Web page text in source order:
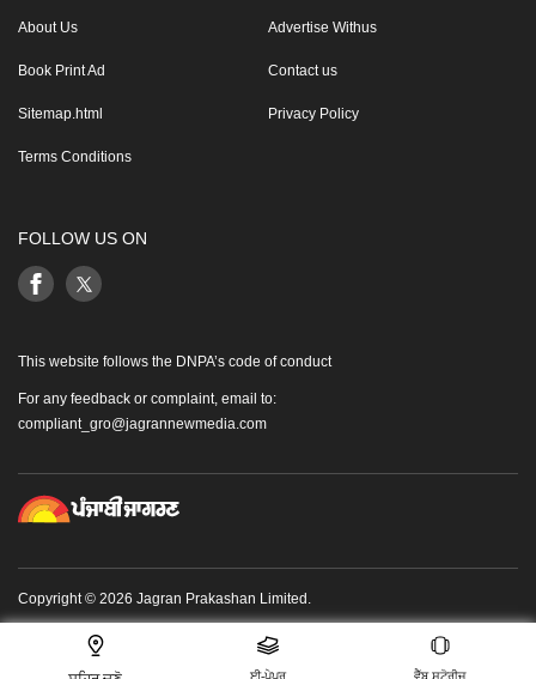
ਈ-ਪੇਪਰ ਵੈੱਬ ਸਟੋਰੀਜ਼
About Us Advertise Withus
Book Print Ad Contact us
Sitemap.html Privacy Policy
Terms Conditions
FOLLOW US ON
This website follows the DNPA’s code of conduct
For any feedback or complaint, email to:
compliant_gro@jagrannewmedia.com
Copyright © 2026 Jagran Prakashan Limited.